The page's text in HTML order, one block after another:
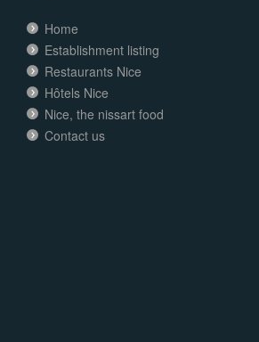
Home
Establishment listing
Restaurants Nice
Hôtels Nice
Nice, the nissart food
Contact us